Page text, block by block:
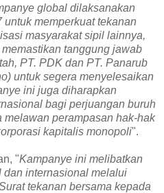
global dilaksanakan
memperkuat tekanan
masyarakat sipil lainnya,
tanggung jawab
PT. PDK dan PT. Panarub
untuk segera menyelesaikan
ini juga diharapkan
bagi perjuangan buruh
perampasan hak-hak
kapitalis monopoli".
"Kampanye ini melibatkan
internasional melalui
tekanan bersama kepada